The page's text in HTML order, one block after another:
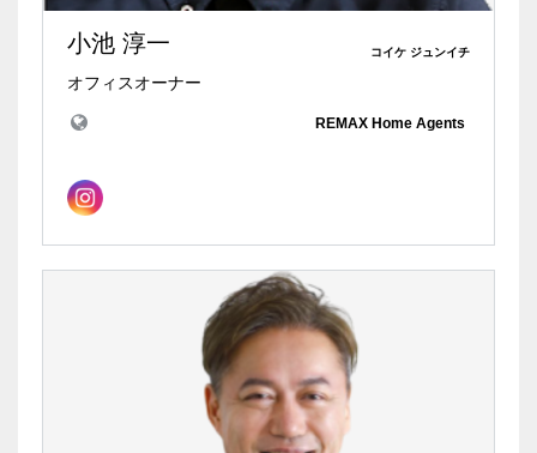
小池 淳一 コイケ ジュンイチ
オフィスオーナー
REMAX Home Agents